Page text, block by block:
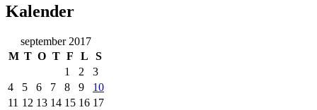
Kalender
september 2017
M T O T F L
S
1
2
3
4
5 6 7 8 9
10
11 12 13 14 15 16 17